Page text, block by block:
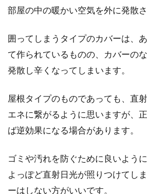
部屋の中の暖かい空気を外に発散さ
囲ってしまうタイプのカバーは、
て作られているものの、カバーの
発散し辛くなってしまいます。
屋根タイプのものであっても、直
エネに繋がるように思いますが、
ば逆効果になる場合があります。
ゴミや汚れを防ぐために良いよう
よっぽど直射日光が照りつけてし
ーはしない方がいいです。